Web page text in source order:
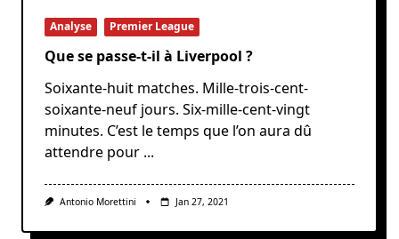
Analyse Premier League
Que se passe-t-il à Liverpool ?
Soixante-huit matches. Mille-trois-cent-
soixante-neuf jours. Six-mille-cent-vingt
minutes. C’est le temps que l’on aura dû
attendre pour ...
Antonio Morettini Jan 27, 2021